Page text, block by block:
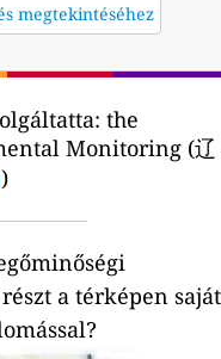
megtekintéséhez
the
Monitoring (辽
)
a térképen saját